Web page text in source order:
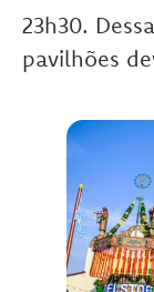
23h30.
pavilhões